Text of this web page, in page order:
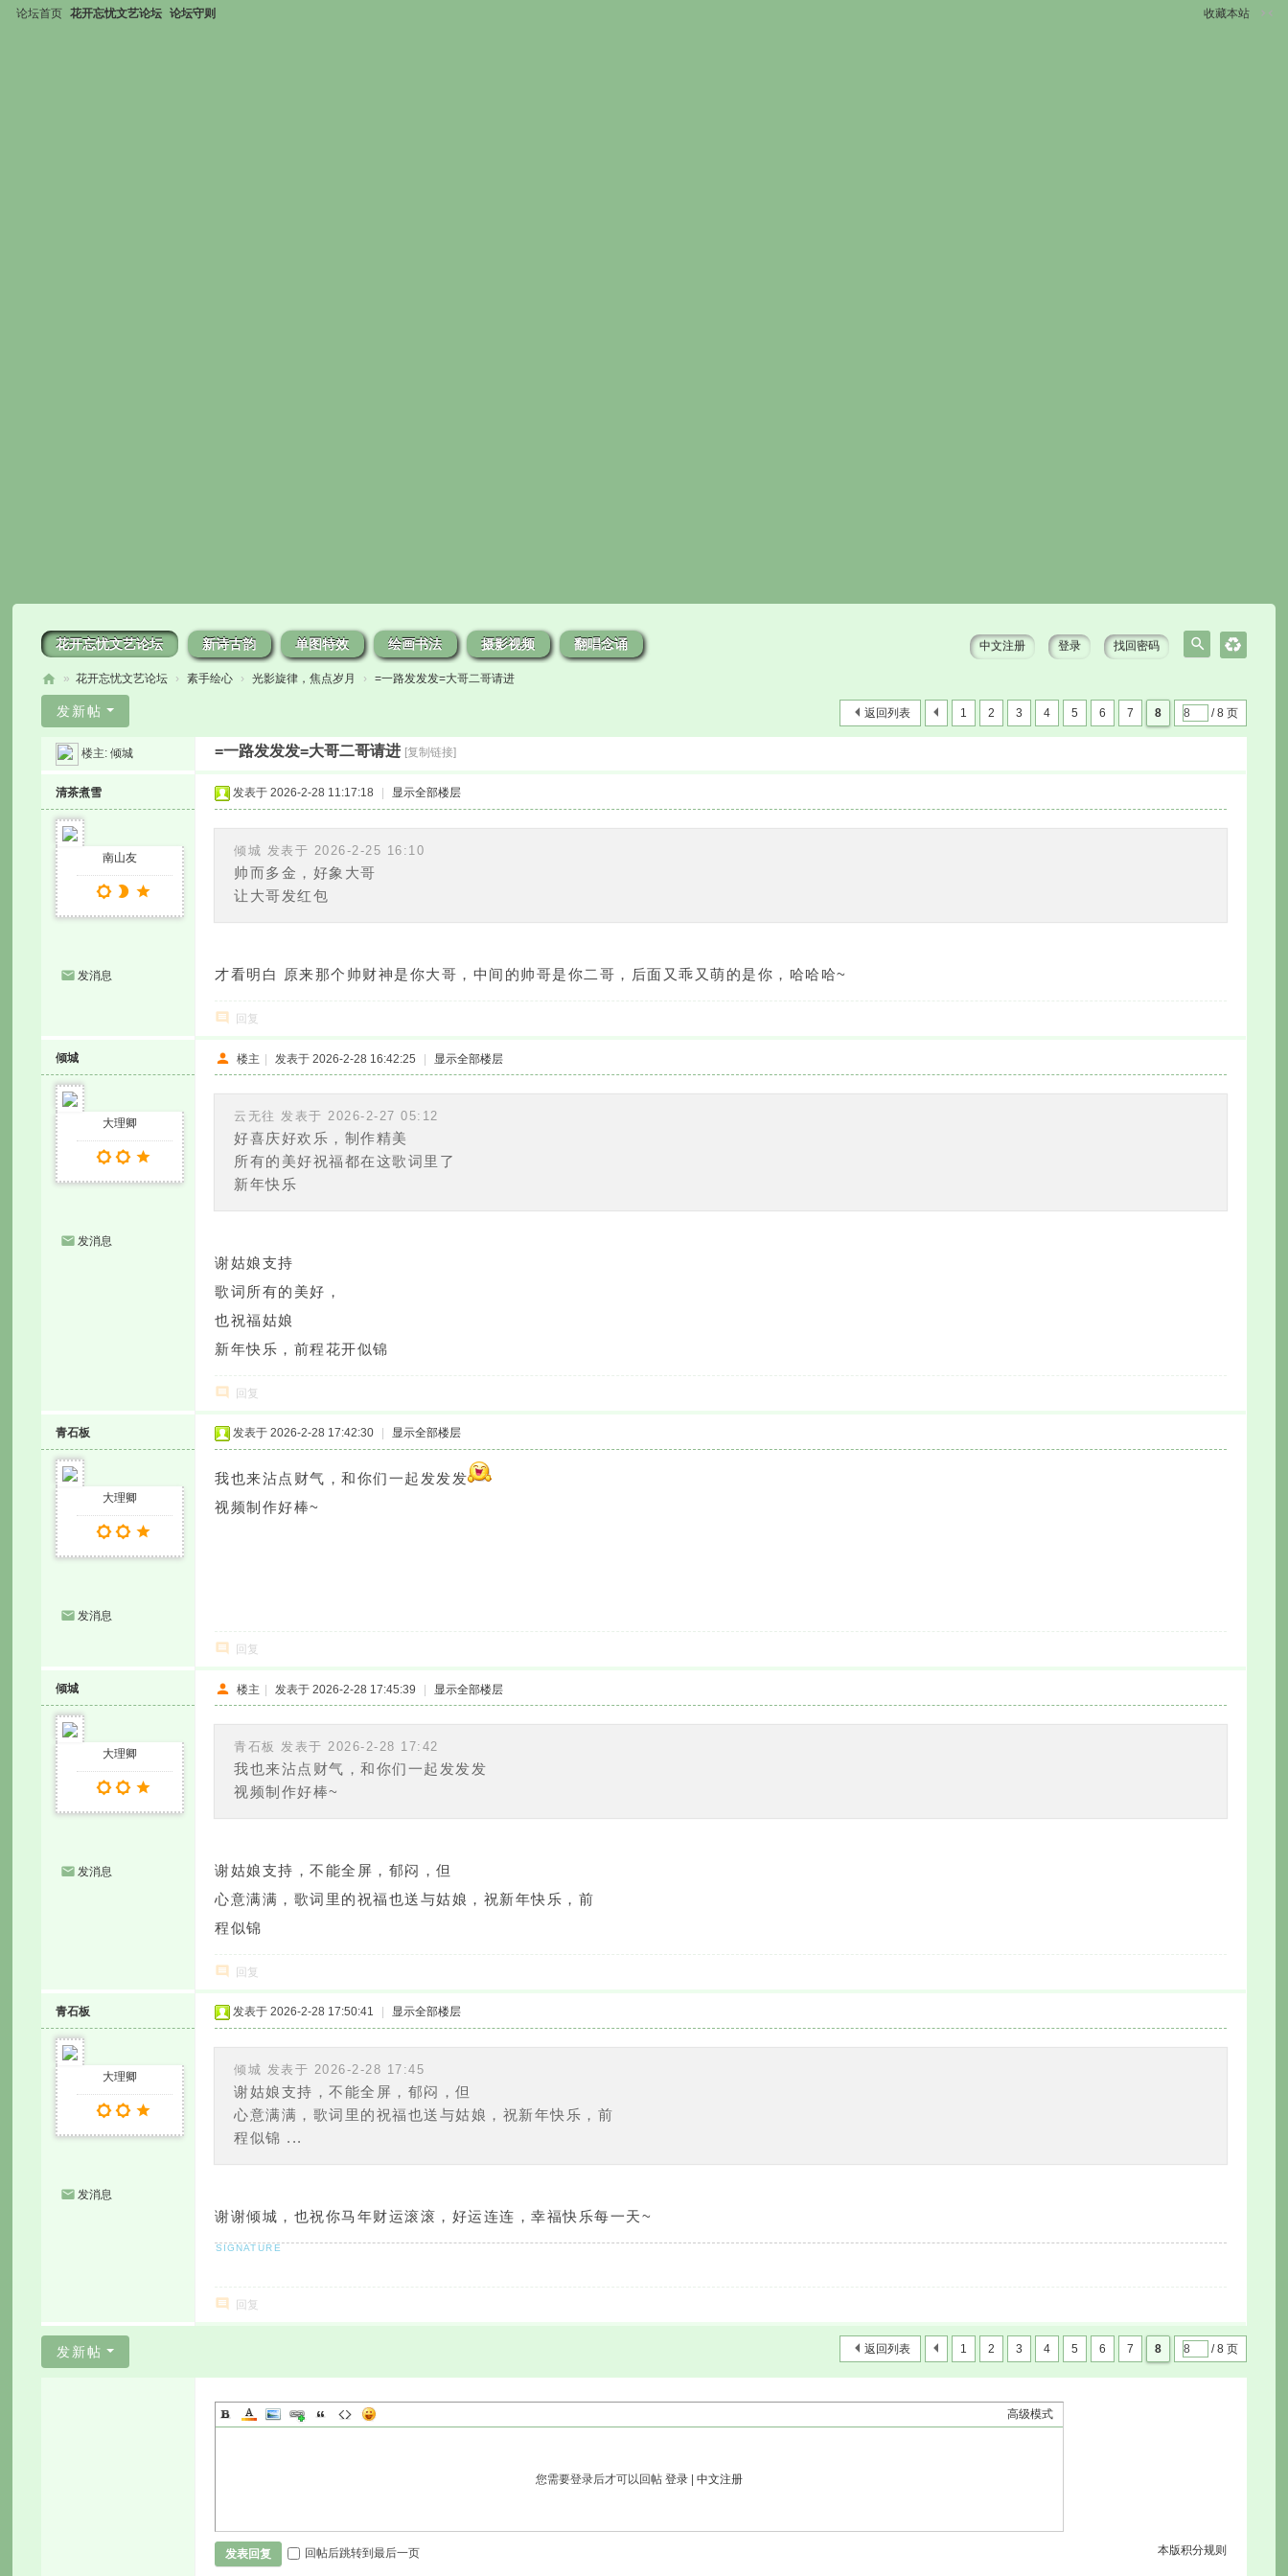
论坛首页 花开忘忧文艺论坛 论坛守则 收藏本站
索
中文注册 登录 找回密码
花开忘忧文艺论坛 新诗古韵 单图特效 绘画书法 摄影视频 翻唱念诵
忘
忧
» 花开忘忧文艺论坛 › 素手绘心 › 光影旋律，焦点岁月 › =一路发发发=大哥二哥请进
1 2 3 4 5 6 7 8 / 8 页
返回列表
发新帖
楼主:倾城 =一路发发发=大哥二哥请进 [复制链接]
清茶煮雪
南山友
发消息
发表于 2026-2-28 11:17:18 显示全部楼层
倾城 发表于 2026-2-25 16:10
帅而多金，好象大哥
让大哥发红包
才看明白 原来那个帅财神是你大哥，中间的帅哥是你二哥，后面又乖又萌的是你，哈哈哈~
回复
倾城
大理卿
发消息
楼主 | 发表于 2026-2-28 16:42:25 | 显示全部楼层
云无往 发表于 2026-2-27 05:12
好喜庆好欢乐，制作精美
所有的美好祝福都在这歌词里了
新年快乐
谢姑娘支持
歌词所有的美好，
也祝福姑娘
新年快乐，前程花开似锦
回复
青石板
大理卿
发消息
发表于 2026-2-28 17:42:30 显示全部楼层
我也来沾点财气，和你们一起发发发
视频制作好棒~
回复
倾城
大理卿
发消息
楼主 | 发表于 2026-2-28 17:45:39 | 显示全部楼层
青石板 发表于 2026-2-28 17:42
我也来沾点财气，和你们一起发发发
视频制作好棒~
谢姑娘支持，不能全屏，郁闷，但
心意满满，歌词里的祝福也送与姑娘，祝新年快乐，前
程似锦
回复
青石板
大理卿
发消息
发表于 2026-2-28 17:50:41 显示全部楼层
倾城 发表于 2026-2-28 17:45
谢姑娘支持，不能全屏，郁闷，但
心意满满，歌词里的祝福也送与姑娘，祝新年快乐，前
程似锦 ...
谢谢倾城，也祝你马年财运滚滚，好运连连，幸福快乐每一天~
回复
1 2 3 4 5 6 7 8 / 8 页
返回列表
发新帖
高级模式
您需要登录后才可以回帖登录 |中文注册
本版积分规则
发表回复 回帖后跳转到最后一页